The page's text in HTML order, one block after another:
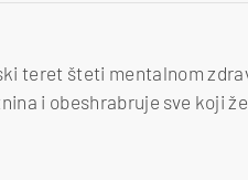
teret šteti mentalnom
i obeshrabruje sve koji